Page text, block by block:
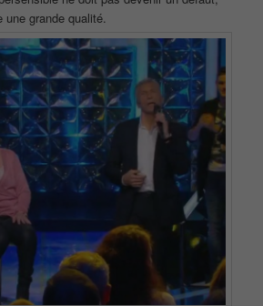
une grande qualité.